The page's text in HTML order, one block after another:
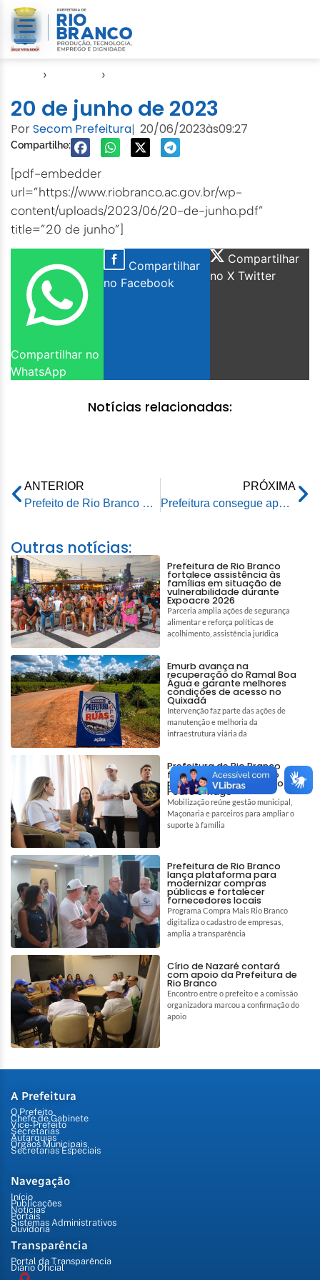
› ›
20 de junho de 2023
PorSecom Prefeitura| 20/06/2023às09:27
Compartilhe:
[pdf-embedder
url=”https://www.riobranco.ac.gov.br/wp-
content/uploads/2023/06/20-de-junho.pdf”
title=”20 de junho”]
Compartilhar no
WhatsApp
Compartilhar
no Facebook
Compartilhar
no X Twitter
Notícias relacionadas:
ANTERIOR
Prefeito de Rio Branco entrega área de lazer governador Edmundo Pinto, no Bela Vista
PRÓXIMA
Prefeitura consegue apoio do Serviço Geológico do Brasil para pesquisas de perfuração de poços na capital
Outras notícias:
Prefeitura de Rio Branco
fortalece assistência às
famílias em situação de
vulnerabilidade durante
Expoacre 2026
Parceria amplia ações de segurança
alimentar e reforça políticas de
acolhimento, assistência jurídica
Emurb avança na
recuperação do Ramal Boa
Água e garante melhores
condições de acesso no
Quixadá
Intervenção faz parte das ações de
manutenção e melhoria da
infraestrutura viária da
Prefeitura de Rio Branco
fortalece rede de apoio
para auxiliar tratamento de
Pedro e Tiago
Mobilização reúne gestão municipal,
Maçonaria e parceiros para ampliar o
suporte à família
Prefeitura de Rio Branco
lança plataforma para
modernizar compras
públicas e fortalecer
fornecedores locais
Programa Compra Mais Rio Branco
digitaliza o cadastro de empresas,
amplia a transparência
Círio de Nazaré contará
com apoio da Prefeitura de
Rio Branco
Encontro entre o prefeito e a comissão
organizadora marcou a confirmação do
apoio
A Prefeitura
O Prefeito
Chefe de Gabinete
Vice-Prefeito
Secretarias
Autarquias
Órgãos Municipais
Secretarias Especiais
Navegação
Início
Publicações
Notícias
Portais
Sistemas Administrativos
Ouvidoria
Transparência
Portal da Transparência
Diário Oficial